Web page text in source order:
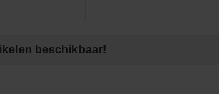
beschikbaar!